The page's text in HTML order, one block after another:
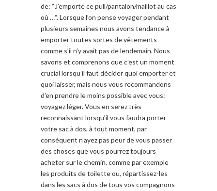
de: “J’emportece pull/pantalon/maillot au cas
où …“.Lorsque l’on pensevoyagerpendant
plusieurs semaines nous avons tendance à
emportertoutes sortes devêtements
comme s’il n’yavait pas de lendemain.Nous
savons et comprenons que c’est un moment
crucial lorsqu’il faut déciderquoi emporteret
quoi laisser, mais nous vous recommandons
d’en prendrele moins possibleavec vous:
voyagez léger.Vous en serez très
reconnaissant lorsqu’il vous faudra porter
votre sac à dos, à tout moment, par
conséquent n’ayezpas peurde vous passer
des choses que vous pourrez toujours
acheter sur le chemin, comme par exemple
les produits de toiletteou, répartissez-les
dans les sacs à dos detous vos compagnons